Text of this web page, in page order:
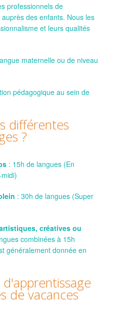
professionnels de
des enfants. Nous les
et leurs qualités
maternelle ou de niveau
pédagogique au sein de
différentes
?
: 15h de langues (En
: 30h de langues (Super
créatives ou
combinées à 15h
généralement donnée en
de vacances